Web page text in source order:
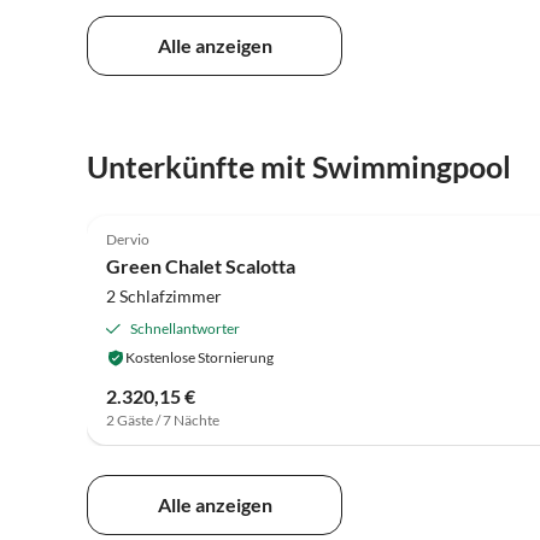
Alle anzeigen
Unterkünfte mit Swimmingpool
Dervio
Green Chalet Scalotta
2 Schlafzimmer
Schnellantworter
Kostenlose Stornierung
2.320,15 €
2 Gäste / 7 Nächte
Alle anzeigen